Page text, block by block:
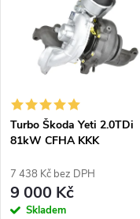
Turbo Škoda Yeti 2.0TDi
81kW CFHA KKK
54409700002
7 438 Kč bez DPH
9 000 Kč
Skladem